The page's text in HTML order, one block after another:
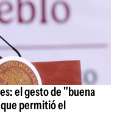
el gesto de "buena
permitió el